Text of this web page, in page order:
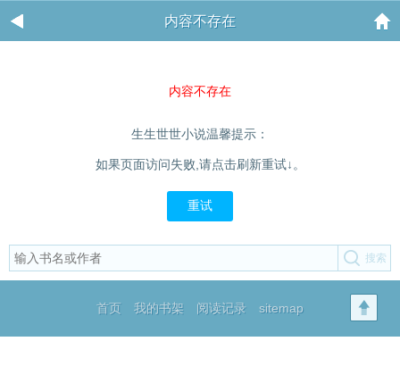
内容不存在
内容不存在
生生世世小说温馨提示：
如果页面访问失败,请点击刷新重试↓。
重试
首页 我的书架 阅读记录 sitemap